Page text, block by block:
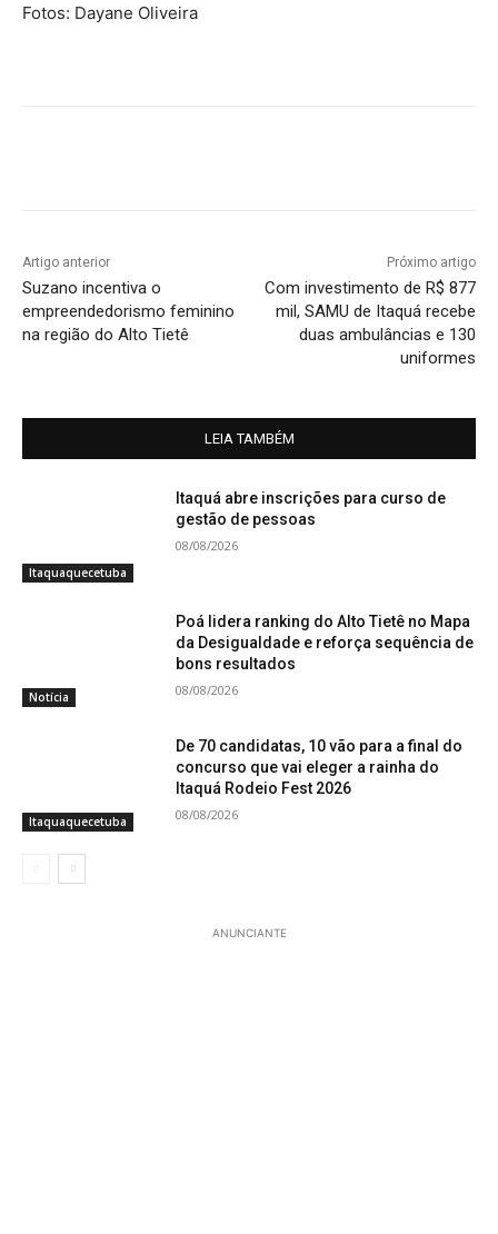
Fotos: Dayane Oliveira
Artigo anterior
Suzano incentiva o
empreendedorismo feminino
na região do Alto Tietê
Próximo artigo
Com investimento de R$ 877
mil, SAMU de Itaquá recebe
duas ambulâncias e 130
uniformes
LEIA TAMBÉM
Itaquaquecetuba
Itaquá abre inscrições para curso de
gestão de pessoas
08/08/2026
Notícia
Poá lidera ranking do Alto Tietê no Mapa
da Desigualdade e reforça sequência de
bons resultados
08/08/2026
Itaquaquecetuba
De 70 candidatas, 10 vão para a final do
concurso que vai eleger a rainha do
Itaquá Rodeio Fest 2026
08/08/2026
ANUNCIANTE